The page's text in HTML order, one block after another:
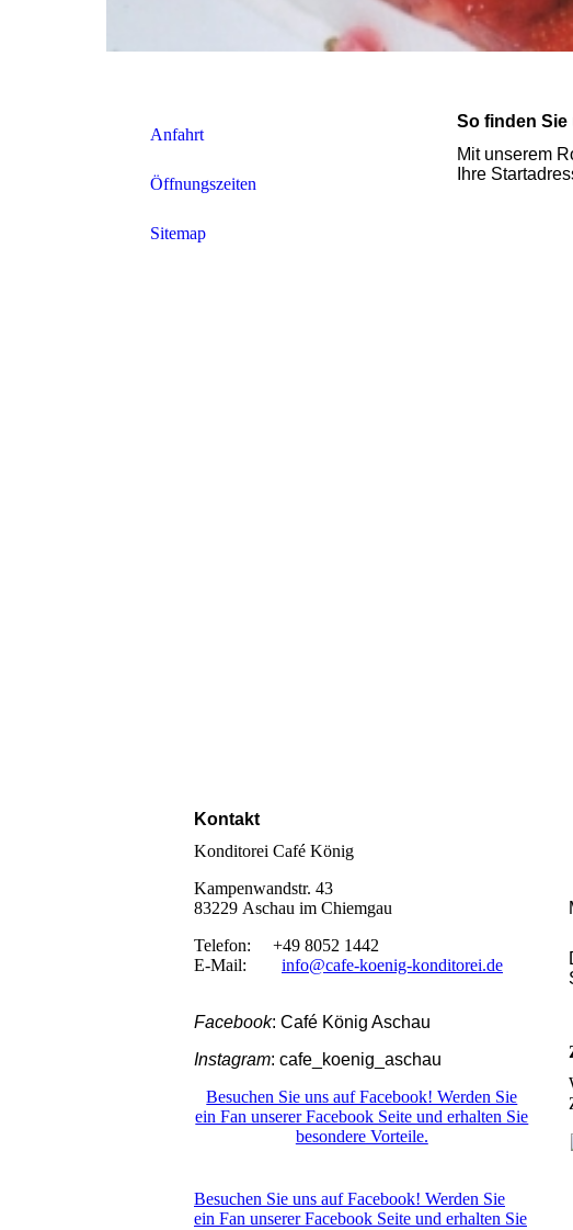
Anfahrt
Öffnungszeiten
Sitemap
So finden Sie
Mit unserem
Ihre
Kontakt
Konditorei Café König
Kampenwandstr. 43
83229 Aschau im Chiemgau
Telefon: +49 8052 1442
E-Mail: info@cafe-koenig-konditorei.de
Facebook: Café König Aschau
Instagram: cafe_koenig_aschau
Besuchen Sie uns auf Facebook! Werden Sie
ein Fan unserer Facebook Seite und erhalten Sie
besondere Vorteile.
Besuchen Sie uns auf Facebook! Werden Sie
ein Fan unserer Facebook Seite und erhalten Sie